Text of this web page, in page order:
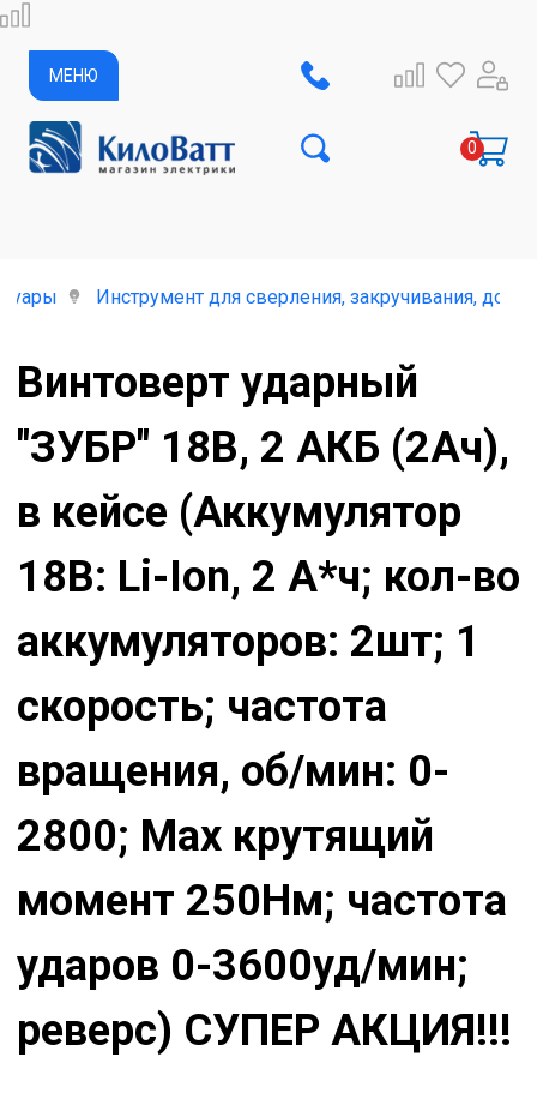
МЕНЮ
Инструмент для сверления, закручивания,
Винтоверт ударный
"ЗУБР" 18В, 2 АКБ (2Ач),
в кейсе (Аккумулятор
18В: Li-Ion, 2 А*ч; кол-во
аккумуляторов: 2шт; 1
скорость; частота
вращения, об/мин: 0-
2800; Max крутящий
момент 250Нм; частота
ударов 0-3600уд/мин;
реверс) СУПЕР АКЦИЯ!!!